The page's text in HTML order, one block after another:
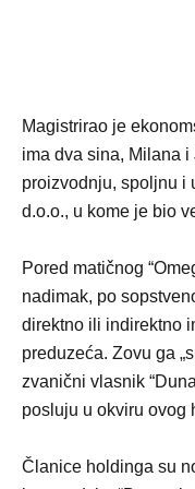
Magistrirao je
ima dva sina, Milana
proizvodnju, spoljnu i
d.o.o., u kome je bio
Pored matičnog
nadimak, po
direktno ili indirektno
preduzeća. Zovu ga
zvanični vlasnik
posluјu u okviru ovog
Članice holdinga su